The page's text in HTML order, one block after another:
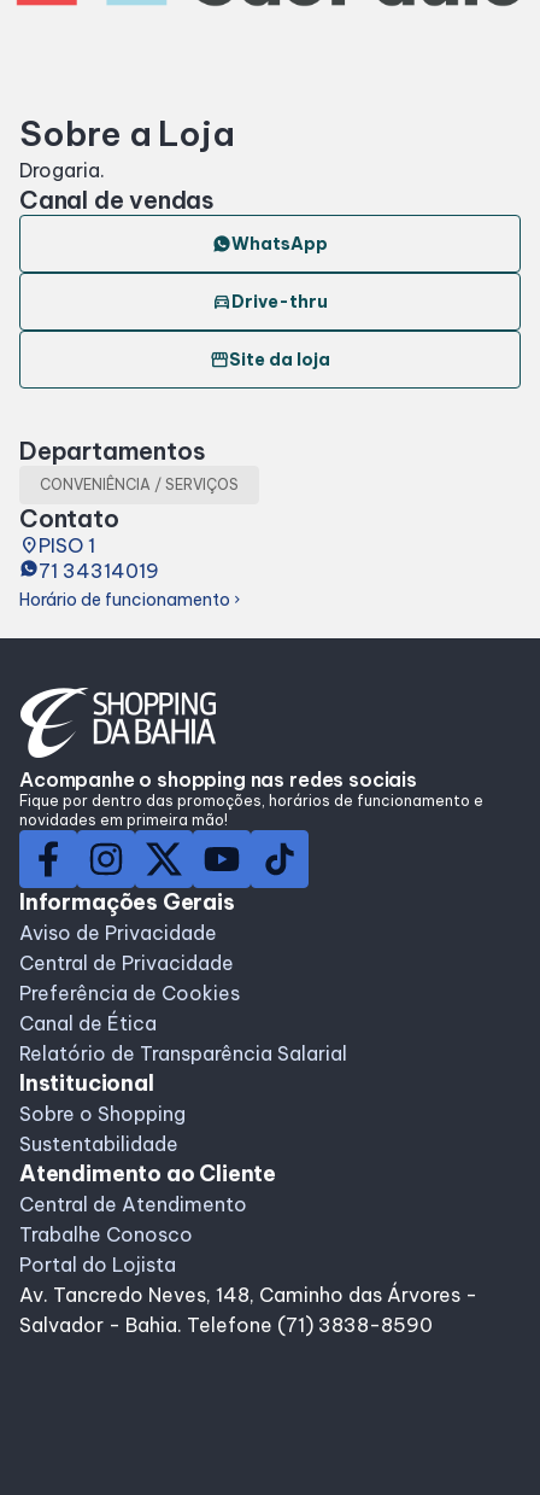
Cinema
Eventos
Lojas e Restaurantes
Lojas
Alimentação
Compre Online
Sobre a Loja
Drogaria.
Canal de vendas
WhatsApp
directions_carDrive-thru
storefrontSite da loja
Departamentos
CONVENIÊNCIA / SERVIÇOS
Contato
placePISO 1
71 34314019
Horário de funcionamento chevron_right
Acompanhe o shopping nas redes sociais
Fique por dentro das promoções, horários de funcionamento e
novidades em primeira mão!
Informações Gerais
Aviso de Privacidade
Central de Privacidade
Preferência de Cookies
Canal de Ética
Relatório de Transparência Salarial
Institucional
Sobre o Shopping
Sustentabilidade
Atendimento ao Cliente
Central de Atendimento
Trabalhe Conosco
Portal do Lojista
Av. Tancredo Neves, 148, Caminho das Árvores -
Salvador - Bahia. Telefone (71) 3838-8590